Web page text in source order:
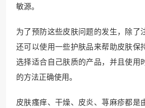
敏源。
为了预防这些皮肤问题的发生，除了
还可以使用一些护肤品来帮助皮肤保
选择适合自己肤质的产品，并且使用
的方法正确使用。
皮肤瘙痒、干燥、皮炎、荨麻疹都是